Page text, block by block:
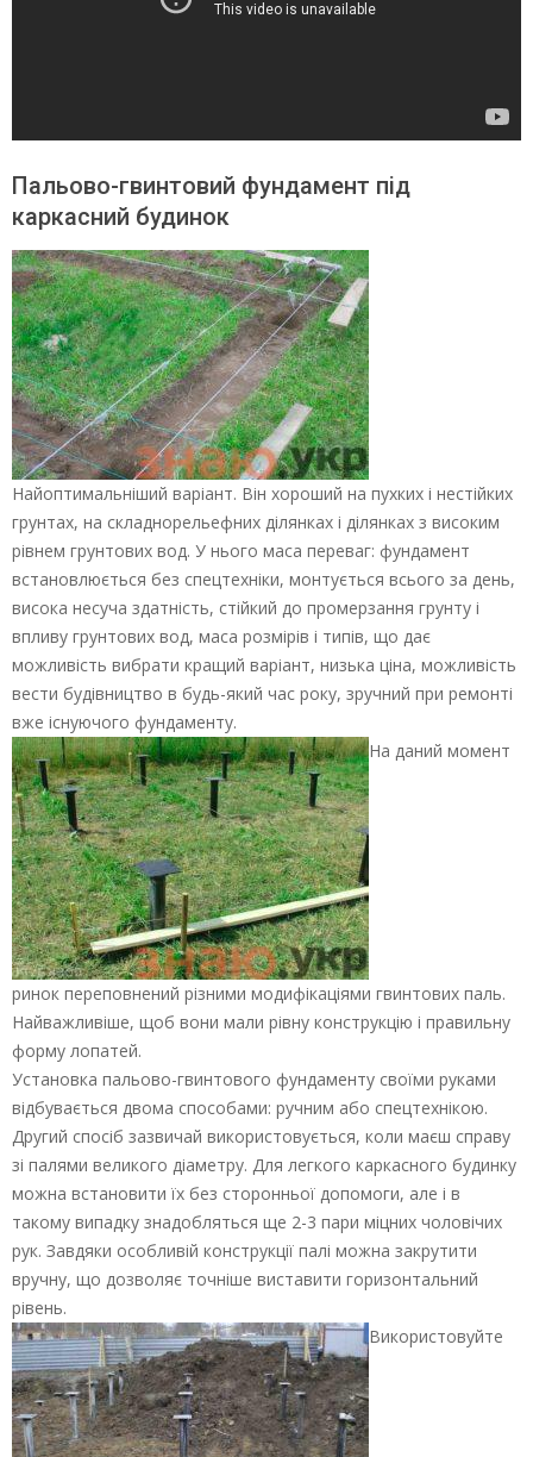
Пальово-гвинтовий фундамент під
каркасний будинок
Найоптимальніший варіант. Він хороший на пухких і нестійких
грунтах, на складнорельефних ділянках і ділянках з високим
рівнем грунтових вод. У нього маса переваг: фундамент
встановлюється без спецтехніки, монтується всього за день,
висока несуча здатність, стійкий до промерзання грунту і
впливу грунтових вод, маса розмірів і типів, що дає
можливість вибрати кращий варіант, низька ціна, можливість
вести будівництво в будь-який час року, зручний при ремонті
вже існуючого фундаменту.
На даний момент
ринок переповнений різними модифікаціями гвинтових паль.
Найважливіше, щоб вони мали рівну конструкцію і правильну
форму лопатей.
Установка пальово-гвинтового фундаменту своїми руками
відбувається двома способами: ручним або спецтехнікою.
Другий спосіб зазвичай використовується, коли маєш справу
зі палями великого діаметру. Для легкого каркасного будинку
можна встановити їх без сторонньої допомоги, але і в
такому випадку знадобляться ще 2-3 пари міцних чоловічих
рук. Завдяки особливій конструкції палі можна закрутити
вручну, що дозволяє точніше виставити горизонтальний
рівень.
Використовуйте